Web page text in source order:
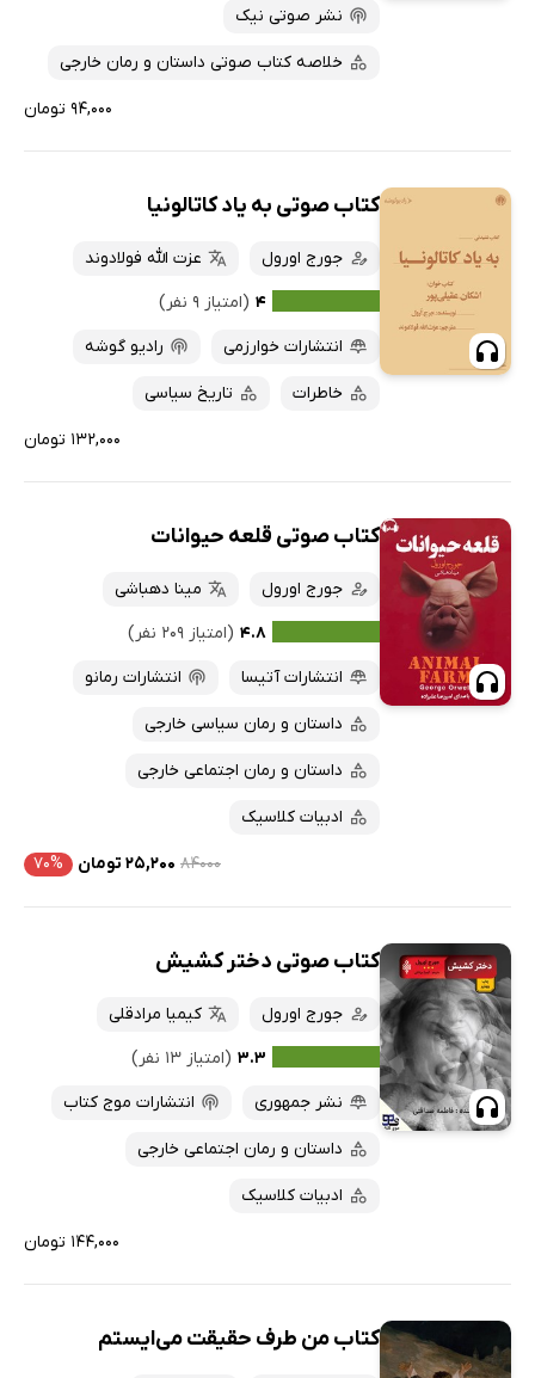
نشر صوتی نیک
خلاصه کتاب صوتی داستان و رمان خارجی
۹۴,۰۰۰ تومان
کتاب صوتی به یاد کاتالونیا
جورج اورول
عزت الله فولادوند
۴ (امتیاز ۹ نفر)
انتشارات خوارزمی
رادیو گوشه
خاطرات تاریخ سیاسی
۱۳۲,۰۰۰ تومان
کتاب صوتی قلعه حیوانات
جورج اورول
مینا دهباشی
۴.۸ (امتیاز ۲۰۹ نفر)
انتشارات آتیسا
انتشارات رمانو
داستان و رمان سیاسی خارجی
داستان و رمان اجتماعی خارجی
ادبیات کلاسیک
۸۴۰۰۰ ۲۵,۲۰۰ تومان ۷۰%
کتاب صوتی دختر کشیش
جورج اورول
کیمیا مرادقلی
۳.۳ (امتیاز ۱۳ نفر)
نشر جمهوری
انتشارات موج کتاب
داستان و رمان اجتماعی خارجی
ادبیات کلاسیک
۱۴۴,۰۰۰ تومان
کتاب من طرف حقیقت می‌ایستم